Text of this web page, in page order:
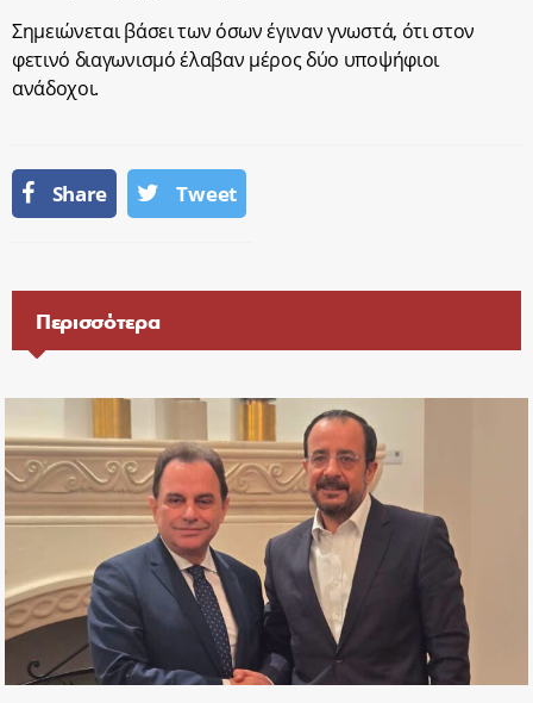
Σημειώνεται βάσει των όσων έγιναν γνωστά, ότι στον
φετινό διαγωνισμό έλαβαν μέρος δύο υποψήφιοι
ανάδοχοι.
Share Tweet
Περισσότερα